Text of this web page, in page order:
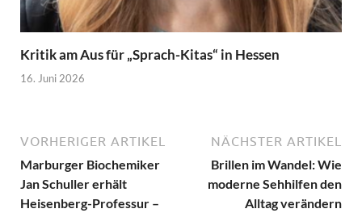
Kritik am Aus für „Sprach-Kitas“ in Hessen
16. Juni 2026
VORHERIGER ARTIKEL
Marburger Biochemiker
Jan Schuller erhält
Heisenberg-Professur –
NÄCHSTER ARTIKEL
Brillen im Wandel: Wie
moderne Sehhilfen den
Alltag verändern